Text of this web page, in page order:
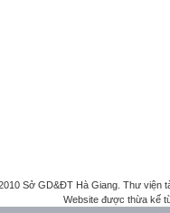
Sở GD&ĐT Hà Giang. Thư viện
Website được thừa kế